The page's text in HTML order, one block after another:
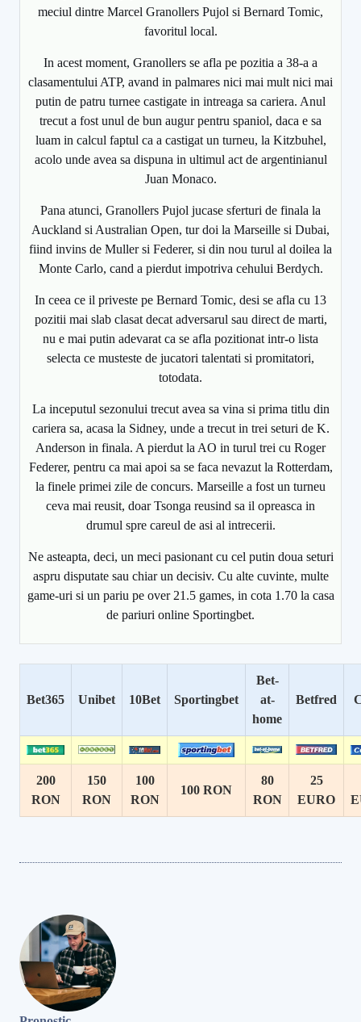
meciul dintre Marcel Granollers Pujol si Bernard Tomic,
favoritul local.
In acest moment, Granollers se afla pe pozitia a 38-a a
clasamentului ATP, avand in palmares nici mai mult nici mai
putin de patru turnee castigate in intreaga sa cariera. Anul
trecut a fost unul de bun augur pentru spaniol, daca e sa
luam in calcul faptul ca a castigat un turneu, la Kitzbuhel,
acolo unde avea sa dispuna in ultimul act de argentinianul
Juan Monaco.
Pana atunci, Granollers Pujol jucase sferturi de finala la
Auckland si Australian Open, tur doi la Marseille si Dubai,
fiind invins de Muller si Federer, si din nou turul al doilea la
Monte Carlo, cand a pierdut impotriva cehului Berdych.
In ceea ce il priveste pe Bernard Tomic, desi se afla cu 13
pozitii mai slab clasat decat adversarul sau direct de marti,
nu e mai putin adevarat ca se afla pozitionat intr-o lista
selecta ce musteste de jucatori talentati si promitatori,
totodata.
La inceputul sezonului trecut avea sa vina si prima titlu din
cariera sa, acasa la Sidney, unde a trecut in trei seturi de K.
Anderson in finala. A pierdut la AO in turul trei cu Roger
Federer, pentru ca mai apoi sa se faca nevazut la Rotterdam,
la finele primei zile de concurs. Marseille a fost un turneu
ceva mai reusit, doar Tsonga reusind sa il opreasca in
drumul spre careul de asi al intrecerii.
Ne asteapta, deci, un meci pasionant cu cel putin doua seturi
aspru disputate sau chiar un decisiv. Cu alte cuvinte, multe
game-uri si un pariu pe over 21.5 games, in cota 1.70 la casa
de pariuri online Sportingbet.
Bet365 Unibet 10Bet Sportingbet
Bet-
at-
home
Betfred
200
RON
150
RON
100
RON
100 RON
80
RON
25
EURO